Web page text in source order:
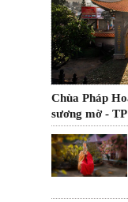
Chùa Pháp
sương mờ -